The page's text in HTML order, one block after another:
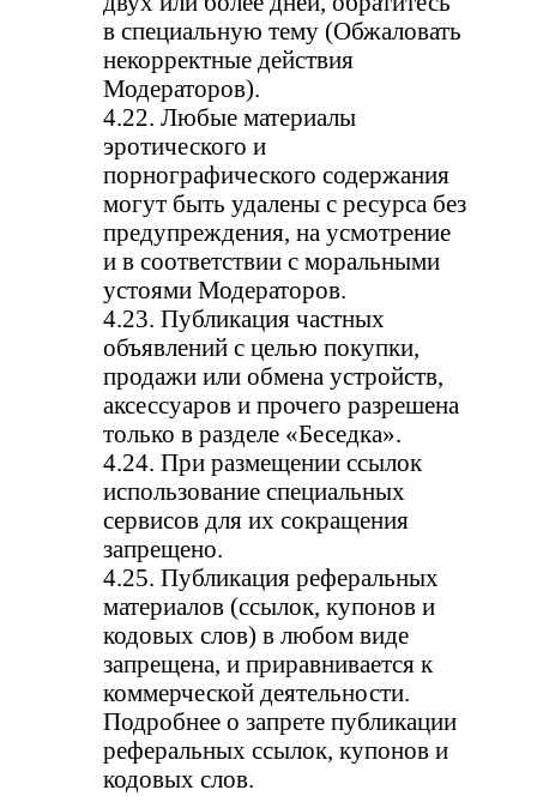
в специальную тему (Обжаловать
некорректные действия
Модераторов).
4.22. Любые материалы
эротического и
порнографического содержания
могут быть удалены с ресурса без
предупреждения, на усмотрение
и в соответствии с моральными
устоями Модераторов.
4.23. Публикация частных
объявлений с целью покупки,
продажи или обмена устройств,
аксессуаров и прочего разрешена
только в разделе «Беседка».
4.24. При размещении ссылок
использование специальных
сервисов для их сокращения
запрещено.
4.25. Публикация реферальных
материалов (ссылок, купонов и
кодовых слов) в любом виде
запрещена, и приравнивается к
коммерческой деятельности.
Подробнее о запрете публикации
реферальных ссылок, купонов и
кодовых слов.